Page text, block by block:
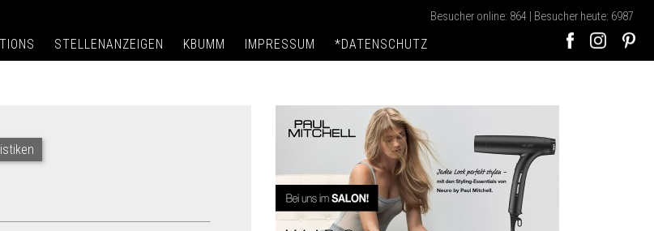
Besucher online: 864 | Besucher heute: 6987
STELLENANZEIGEN KBUMM IMPRESSUM *DATENSCHUTZ